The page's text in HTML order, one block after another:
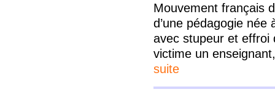
Mouvement français
d’une pédagogie
avec stupeur et effroi
victime un
suite